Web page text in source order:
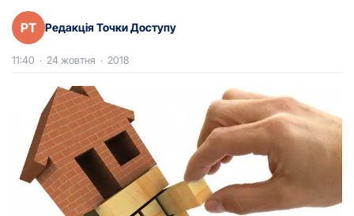
РТ Редакція Точки Доступу
11:40 · 24 жовтня · 2018